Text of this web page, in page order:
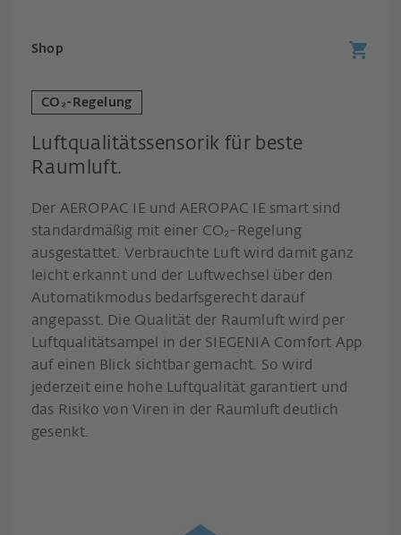
Shop
CO₂-Regelung
Luftqualitätssensorik für beste
Raumluft.
Der AEROPAC IE und AEROPAC IE smart sind
standardmäßig mit einer CO₂-Regelung
ausgestattet. Verbrauchte Luft wird damit ganz
leicht erkannt und der Luftwechsel über den
Automatikmodus bedarfsgerecht darauf
angepasst. Die Qualität der Raumluft wird per
Luftqualitätsampel in der SIEGENIA Comfort App
auf einen Blick sichtbar gemacht. So wird
jederzeit eine hohe Luftqualität garantiert und
das Risiko von Viren in der Raumluft deutlich
gesenkt.